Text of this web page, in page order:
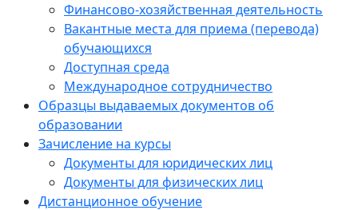
Финансово-хозяйственная деятельность
Вакантные места для приема (перевода)
обучающихся
Доступная среда
Международное сотрудничество
Образцы выдаваемых документов об
образовании
Зачисление на курсы
Документы для юридических лиц
Документы для физических лиц
Дистанционное обучение